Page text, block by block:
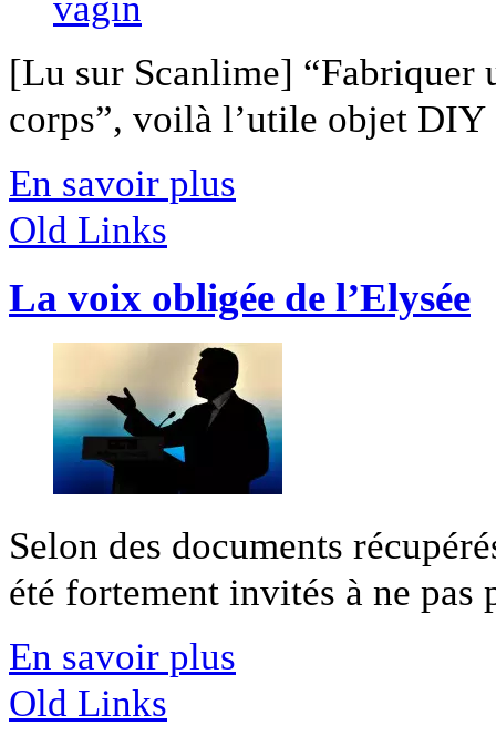
[Lu sur Scanlime] “Fabriquer
corps”, voilà l’utile objet
En savoir plus
Old Links
La voix obligée de l’Elysée
Selon des documents
été fortement invités à ne pas
En savoir plus
Old Links